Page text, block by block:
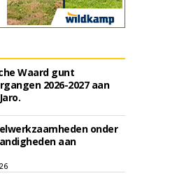
Waard gunt
2026-2027 aan
onder
aan